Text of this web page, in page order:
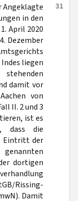
31
Angeklagte
in den
April 2020
Dezember
Indes liegen
damit vor
von
II. 2 und 3
ist es
dass die
Eintritt der
dortigen
Rissing-
Damit